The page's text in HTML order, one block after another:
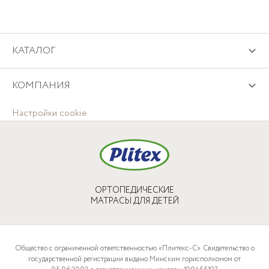
КАТАЛОГ
КОМПАНИЯ
Настройки cookie
ОРТОПЕДИЧЕСКИЕ
МАТРАСЫ ДЛЯ ДЕТЕЙ
Общество с ограниченной ответственностью «Плитекс-С». Свидетельство о
государственной регистрации выдано Минским горисполкомом от